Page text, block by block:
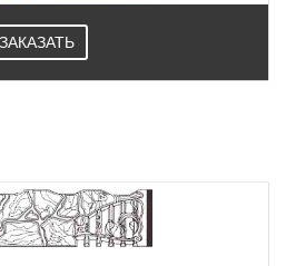
ЗАКАЗАТЬ